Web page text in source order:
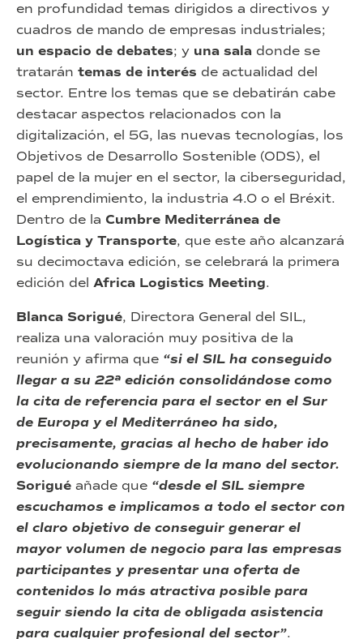
en profundidad temas dirigidos a directivos y
cuadros de mando de empresas industriales;
un espacio de debates; y una sala donde se
tratarán temas de interés de actualidad del
sector. Entre los temas que se debatirán cabe
destacar aspectos relacionados con la
digitalización, el 5G, las nuevas tecnologías, los
Objetivos de Desarrollo Sostenible (ODS), el
papel de la mujer en el sector, la ciberseguridad,
el emprendimiento, la industria 4.0 o el Bréxit.
Dentro de la Cumbre Mediterránea de
Logística y Transporte, que este año alcanzará
su decimoctava edición, se celebrará la primera
edición del Africa Logistics Meeting.
Blanca Sorigué, Directora General del SIL,
realiza una valoración muy positiva de la
reunión y afirma que “si el SIL ha conseguido
llegar a su 22ª edición consolidándose como
la cita de referencia para el sector en el Sur
de Europa y el Mediterráneo ha sido,
precisamente, gracias al hecho de haber ido
evolucionando siempre de la mano del sector.
Sorigué añade que “desde el SIL siempre
escuchamos e implicamos a todo el sector con
el claro objetivo de conseguir generar el
mayor volumen de negocio para las empresas
participantes y presentar una oferta de
contenidos lo más atractiva posible para
seguir siendo la cita de obligada asistencia
para cualquier profesional del sector”.